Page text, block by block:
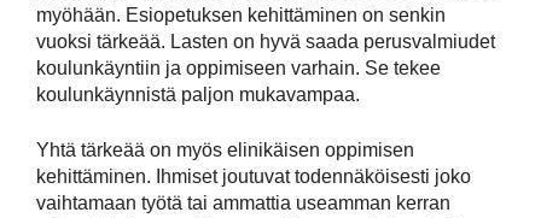
myöhään. Esiopetuksen kehittäminen on senkin
vuoksi tärkeää. Lasten on hyvä saada perusvalmiudet
koulunkäyntiin ja oppimiseen varhain. Se tekee
koulunkäynnistä paljon mukavampaa.
Yhtä tärkeää on myös elinikäisen oppimisen
kehittäminen. Ihmiset joutuvat todennäköisesti joko
vaihtamaan työtä tai ammattia useamman kerran